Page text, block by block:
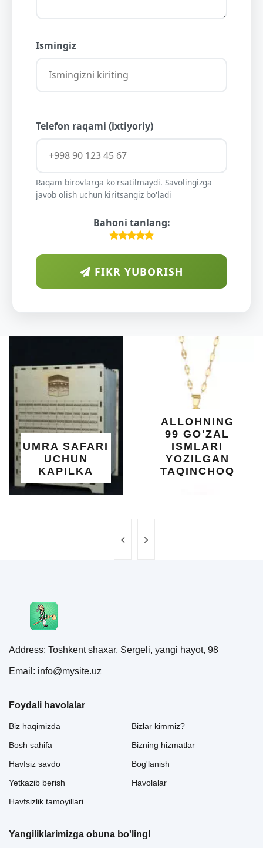
Ismingiz
Telefon raqami (ixtiyoriy)
Raqam birovlarga ko'rsatilmaydi. Savolingizga
javob olish uchun kiritsangiz bo'ladi
Bahoni tanlang:
FIKR YUBORISH
UMRA SAFARI
UCHUN
KAPILKA
ALLOHNING
99 GO'ZAL
ISMLARI
YOZILGAN
TAQINCHOQ
Address: Toshkent shaxar, Sergeli, yangi hayot, 98
Email: info@mysite.uz
Foydali havolalar
Biz haqimizda
Bosh sahifa
Havfsiz savdo
Yetkazib berish
Havfsizlik tamoyillari
Bizlar kimmiz?
Bizning hizmatlar
Bog'lanish
Havolalar
Yangiliklarimizga obuna bo'ling!